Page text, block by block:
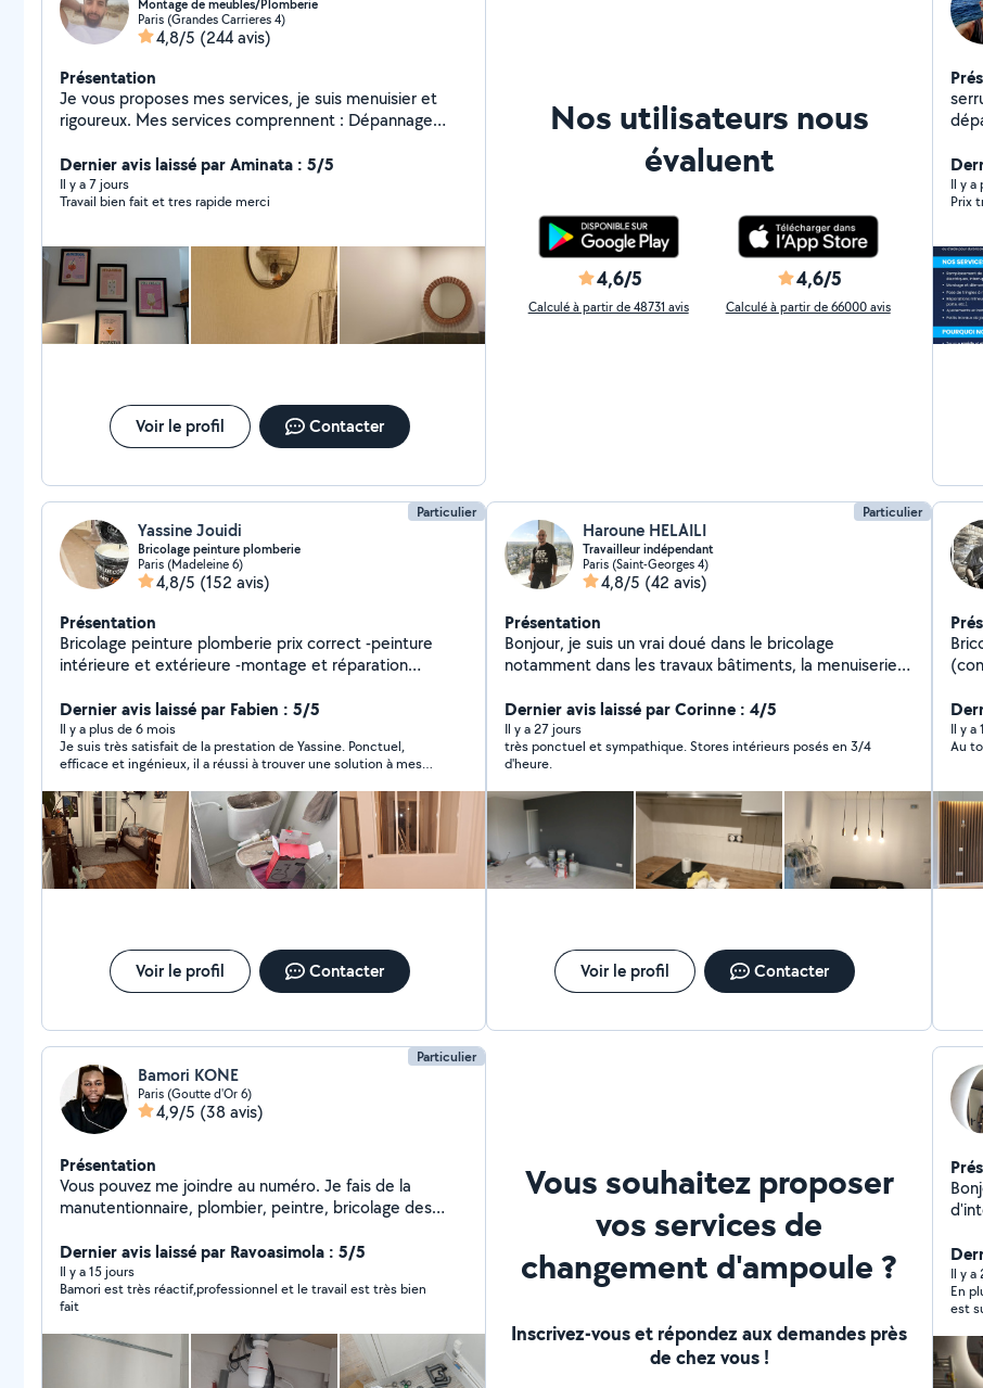
Montage de meubles/Plomberie
Paris (Grandes Carrieres 4)
4,8/5 (244 avis)
Présentation
Je vous proposes mes services, je suis menuisier et
rigoureux. Mes services comprennent : Dépannage
Le Petit Bricolages Le Nettoyage à domicile Le
Nettoyage après chantier Disponible N'hésitez pas pas
à me contacter pour plus d'information.
Dernier avis laissé par Aminata : 5/5
Il y a 7 jours
Travail bien fait et tres rapide merci
Voir le profil Contacter
Nos utilisateurs nous
évaluent
4,6/5
Calculé à partir de 48731 avis
4,6/5
Calculé à partir de 66000 avis
le
Il y a
Prix
Particulier
Yassine Jouidi
Bricolage peinture plomberie
Paris (Madeleine 6)
4,8/5 (152 avis)
Présentation
Bricolage peinture plomberie prix correct -peinture
intérieure et extérieure -montage et réparation
installation et débouchage Wc-chasse d'eau-douche-
baignoire-évier cuisine -lavabo-vasque-meuble évier-
alimentation machine à laver-ballon d'eau chaude-
chauffage-montage meuble-électricité-maçonnerie-
montage balançoire.....etc
Dernier avis laissé par Fabien : 5/5
Il y a plus de 6 mois
Je suis très satisfait de la prestation de Yassine. Ponctuel,
efficace et ingénieux, il a réussi à trouver une solution à mes
appréciable. je recommande à 100% !
Voir le profil Contacter
Particulier
Haroune HELAILI
Travailleur indépendant
Paris (Saint-Georges 4)
4,8/5 (42 avis)
Présentation
Bonjour, je suis un vrai doué dans le bricolage
notamment dans les travaux bâtiments, la menuiserie
Dernier avis laissé par Corinne : 4/5
Il y a 27 jours
très ponctuel et sympathique. Stores intérieurs posés en 3/4
d'heure.
Voir le profil Contacter
Il y a
Au
Particulier
Bamori KONE
Paris (Goutte d'Or 6)
4,9/5 (38 avis)
Présentation
Vous pouvez me joindre au numéro. Je fais de la
manutentionnaire, plombier, peintre, bricolage des
de terace, ménage, jardinerie, ouverture des portes
bloqué
Dernier avis laissé par Ravoasimola : 5/5
Il y a 15 jours
Bamori est très réactif,professionnel et le travail est très bien
fait
Vous souhaitez proposer
vos services de
changement d'ampoule ?
Inscrivez-vous et répondez aux demandes près
de chez vous !
interventions. Je
et
Il y a
En
est
le